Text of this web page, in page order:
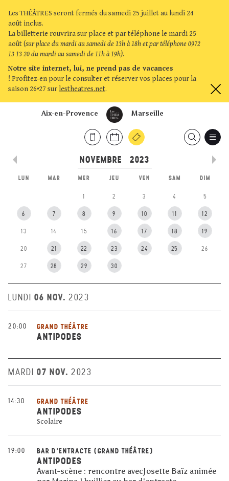
Les THÉÂTRES seront fermés du samedi 25 juillet au lundi 24
août inclus.
La billetterie rouvrira sur place et par téléphone le mardi 25
août (sur place du mardi au samedi de 13h à 18h et par téléphone 0972
13 13 20 du mardi au samedi de 11h à 19h).
Notre site internet, lui, ne prend pas de vacances
! Profitez-en pour le consulter et réserver vos places pour la
saison 26•27 sur lestheatres.net.
Marseille
Aix-en-Provence
LUN MAR MER JEU VEN SAM DIM
1 2 3 4 5
6 7 8 9 10 11 12
13 14 15 16 17 18 19
20 21 22 23 24 25 26
27 28 29 30
LUNDI 06 NOV. 2023
20:00 GRAND THÉÂTRE
ANTIPODES
MARDI 07 NOV. 2023
14:30 GRAND THÉÂTRE
ANTIPODES
Scolaire
19:00 BAR D'ENTRACTE (GRAND THÉÂTRE)
ANTIPODES
Avant-scène : rencontre avecJosette Baïz animée